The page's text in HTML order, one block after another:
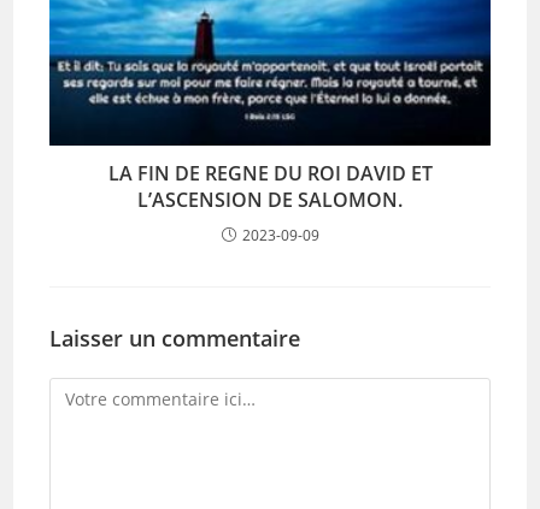
LA FIN DE REGNE DU ROI DAVID ET
L’ASCENSION DE SALOMON.
2023-09-09
Laisser un commentaire
Comment